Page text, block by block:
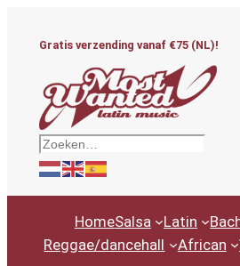
Gratis verzending vanaf €75 (NL)!
Zoeken
HomeSalsa Latin
Reggae/dancehall
African